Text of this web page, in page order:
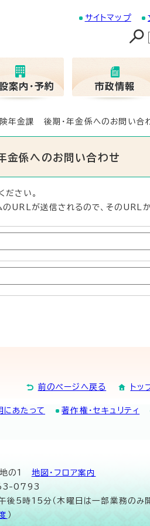
サイトマップ
金課 後期・年金係へのお問い合
係へのお問い合わせ
ださい。
のURLが送信されるので、そのURL
前のページへ戻る トッ
にあたって 著作権・セキュリティ
地の1 地図･フロア案内
0793
5時15分（木曜日は一部業務のみ
）